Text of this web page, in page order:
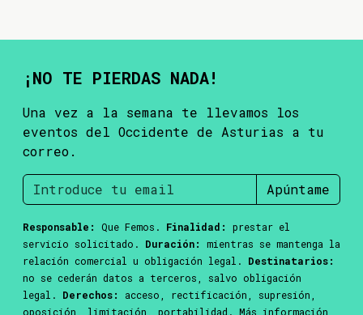
¡NO TE PIERDAS NADA!
Una vez a la semana te llevamos los
eventos del Occidente de Asturias a tu
correo.
Apúntame
Responsable: Que Femos. Finalidad:
prestar el
servicio solicitado. Duración:
mientras se mantenga la
relación comercial u obligación legal. Destinatarios:
no se cederán datos a terceros, salvo obligación
legal. Derechos:
acceso, rectificación, supresión,
oposición, limitación, portabilidad. Más información